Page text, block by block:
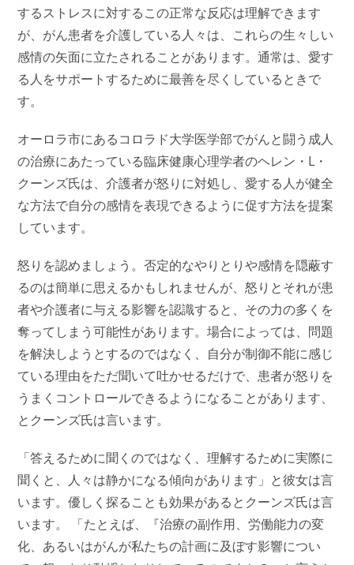
するストレスに対するこの正常な反応は理解できます
が、がん患者を介護している人々は、これらの生々しい
感情の矢面に立たされることがあります。通常は、愛す
る人をサポートするために最善を尽くしているときで
す。
オーロラ市にあるコロラド大学医学部でがんと闘う成人
の治療にあたっている臨床健康心理学者のヘレン・L・
クーンズ氏は、介護者が怒りに対処し、愛する人が健全
な方法で自分の感情を表現できるように促す方法を提案
しています。
怒りを認めましょう。否定的なやりとりや感情を隠蔽す
るのは簡単に思えるかもしれませんが、怒りとそれが患
者や介護者に与える影響を認識すると、その力の多くを
奪ってしまう可能性があります。場合によっては、問題
を解決しようとするのではなく、自分が制御不能に感じ
ている理由をただ聞いて吐かせるだけで、患者が怒りを
うまくコントロールできるようになることがあります、
とクーンズ氏は言います。
「答えるために聞くのではなく、理解するために実際に
聞くと、人々は静かになる傾向があります」と彼女は言
います。優しく探ることも効果があるとクーンズ氏は言
います。 「たとえば、『治療の副作用、労働能力の変
化、あるいはがんが私たちの計画に及ぼす影響につい